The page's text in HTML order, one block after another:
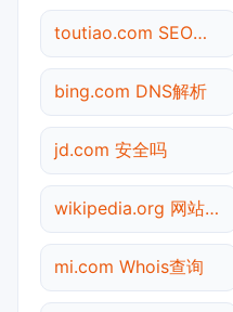
toutiao.com SEO体检
bing.com DNS解析
jd.com 安全吗
wikipedia.org 网站状态
mi.com Whois查询